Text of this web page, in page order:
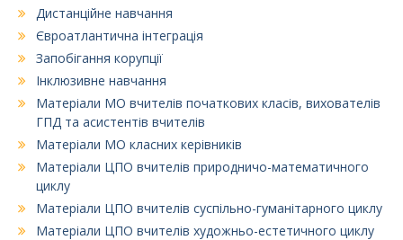
Дистанційне навчання
Євроатлантична інтеграція
Запобігання корупції
Інклюзивне навчання
Матеріали МО вчителів початкових класів, вихователів
ГПД та асистентів вчителів
Матеріали МО класних керівників
Матеріали ЦПО вчителів природничо-математичного
циклу
Матеріали ЦПО вчителів суспільно-гуманітарного циклу
Матеріали ЦПО вчителів художньо-естетичного циклу